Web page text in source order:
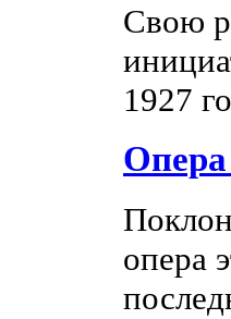
Свою
1927
Опера
опера